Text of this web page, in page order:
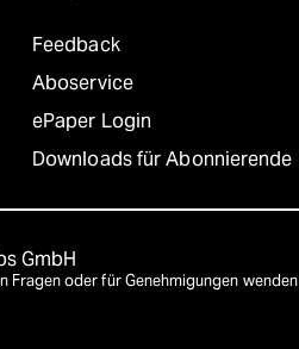
Feedback
Aboservice
ePaper Login
Downloads für Abonnierende
GmbH
Fragen oder für Genehmigungen wenden